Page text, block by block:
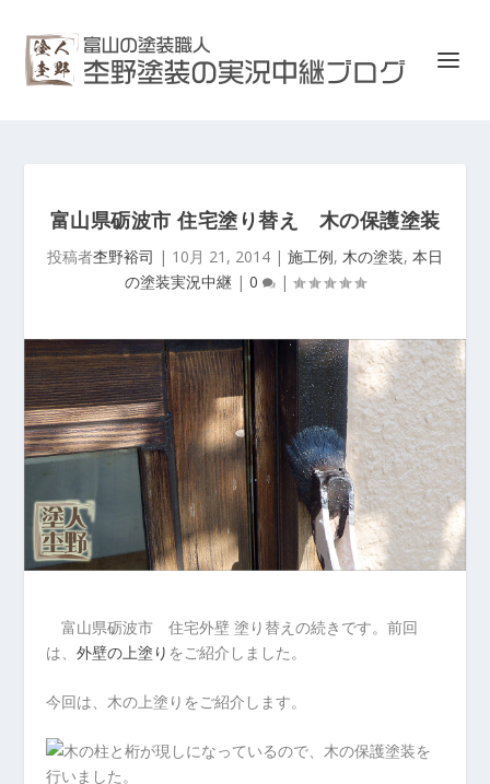
富山県砺波市 住宅塗り替え 木の保護塗装
投稿者杢野裕司 | 10月 21, 2014 | 施工例, 木の塗装, 本日
の塗装実況中継 | 0 |
富山県砺波市 住宅外壁 塗り替えの続きです。前回
は、外壁の上塗り をご紹介しました。
今回は、木の上塗りをご紹介します。